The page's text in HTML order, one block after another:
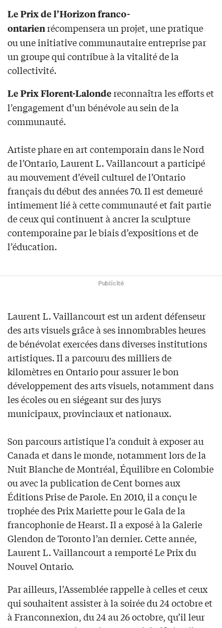
Le Prix de l’Horizon franco-
ontarienrécompensera un projet, une pratique
ou une initiative communautaire entreprise par
un groupe qui contribue à la vitalité de la
collectivité.
Le Prix Florent-Lalondereconnaîtra les efforts et
l’engagement d’un bénévole au sein de la
communauté.
Artiste phare en art contemporain dans le Nord
de l’Ontario, Laurent L. Vaillancourt a participé
au mouvement d’éveil culturel de l’Ontario
français du début des années 70. Il est demeuré
intimement lié à cette communauté et fait partie
de ceux qui continuent à ancrer la sculpture
contemporaine par le biais d’expositions et de
l’éducation.
Publicité
Laurent L. Vaillancourt est un ardent défenseur
des arts visuels grâce à ses innombrables heures
de bénévolat exercées dans diverses institutions
artistiques. Il a parcouru des milliers de
kilomètres en Ontario pour assurer le bon
développement des arts visuels, notamment dans
les écoles ou en siégeant sur des jurys
municipaux, provinciaux et nationaux.
Son parcours artistique l’a conduit à exposer au
Canada et dans le monde, notamment lors de la
Nuit Blanche de Montréal, Équilibre en Colombie
ou avec la publication de Cent bornes aux
Éditions Prise de Parole. En 2010, il a conçu le
trophée des Prix Mariette pour le Gala de la
francophonie de Hearst. Il a exposé à la Galerie
Glendon de Toronto l’an dernier. Cette année,
Laurent L. Vaillancourt a remporté Le Prix du
Nouvel Ontario.
Par ailleurs, l’Assemblée rappelle à celles et ceux
qui souhaitent assister à la soirée du 24 octobre et
à Franconnexion, du 24 au 26 octobre, qu’il leur